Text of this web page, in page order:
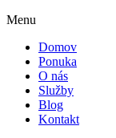
Menu
Domov
Ponuka
O nás
Služby
Blog
Kontakt